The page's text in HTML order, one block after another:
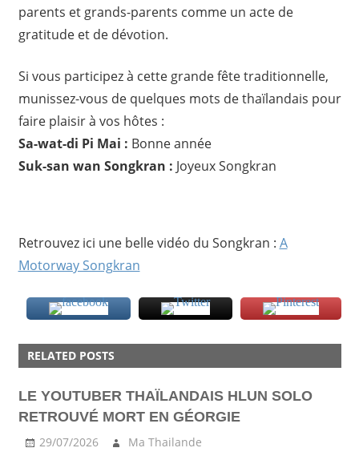
parents et grands-parents comme un acte de
gratitude et de dévotion.
Si vous participez à cette grande fête traditionnelle,
munissez-vous de quelques mots de thaïlandais pour
faire plaisir à vos hôtes :
Sa-wat-di Pi Mai : Bonne année
Suk-san wan Songkran : Joyeux Songkran
Retrouvez ici une belle vidéo du Songkran : A
Motorway Songkran
SONGKRAN
RELATED POSTS
LE YOUTUBER THAÏLANDAIS HLUN SOLO
RETROUVÉ MORT EN GÉORGIE
29/07/2026 Ma Thailande